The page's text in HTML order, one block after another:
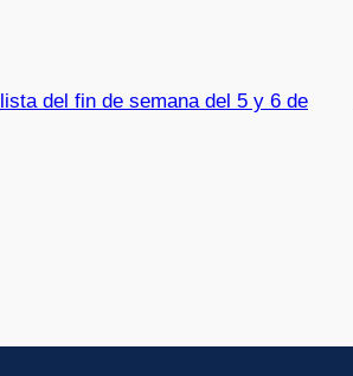
del fin de semana del 5 y 6 de